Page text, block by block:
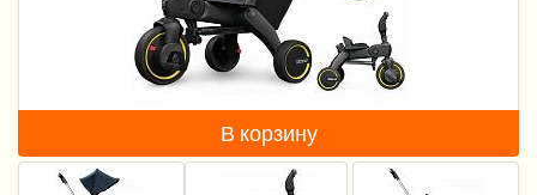
Гигиена и уход
Манежи
В корзину